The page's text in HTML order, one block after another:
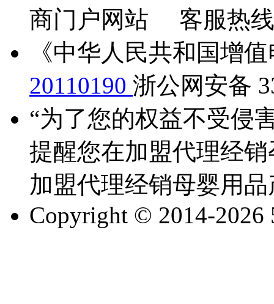
商门户网站 客服热线
《中华人民共和国增
20110190 浙公网安备
“为了您的权益不受侵
提醒您在加盟代理经
加盟代理经销母婴用
Copyright © 2014-2026